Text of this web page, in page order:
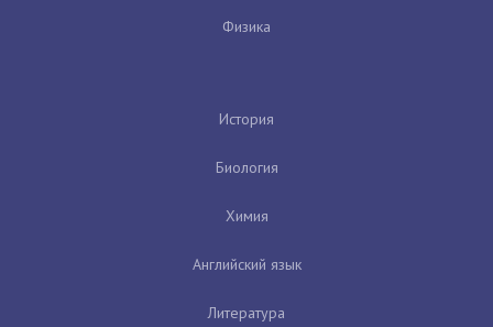
Физика
История
Биология
Химия
Английский язык
Литература